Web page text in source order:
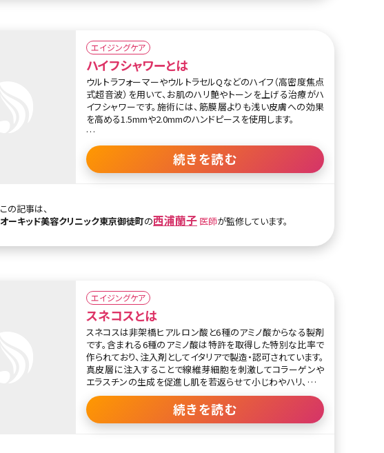
施術時間が短く済み、痛みも緩和されます。
エイジングケア
ハイフシャワーとは
ウルトラフォーマーやウルトラセルQなどのハイフ（高密度焦点
式超音波）を用いて、お肌のハリ艶やトーンを上げる治療がハ
イフシャワーです。施術には、筋膜層よりも浅い皮膚への効果
を高める1.5mmや2.0mmのハンドピースを使用します。
超音波による熱エネルギーを皮膚の浅い層（1.5〜2.0mm）に
加えることで、肌内部のコラーゲンが収縮し、即時的な肌のタ
イトニング効果をもたらします。また、熱による刺激から肌が回
筋膜へ熱を届ける、たるみ改善のハンドピースと併用すること
で、美肌効果と小顔効果を同時に目指すこともできます。
能です。
ハイフは、サーマクールやイントラジェンなどのRF（高周波）機
器と組み合わせて、たるみ改善の相乗効果を狙うこともできま
す。
続きを読む
この記事は、
オーキッド美容クリニック東京御徒町の西浦蘭子 医師が監修しています。
エイジングケア
スネコスとは
スネコスは非架橋ヒアルロン酸と6種のアミノ酸からなる製剤
です。含まれる6種のアミノ酸は特許を取得した特別な比率で
作られており、注入剤としてイタリアで製造・認可されています。
真皮層に注入することで線維芽細胞を刺激してコラーゲンや
エラスチンの生成を促進し肌を若返らせて小じわやハリ、たる
み、肌の水分量、難しいとされるクマの改善など幅広い効果を
発揮します。
続きを読む